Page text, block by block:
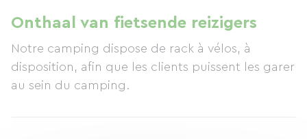
kinderen tijdens het kamperen! Stacaravans (met
of zonder airconditioning) zijn te huur voor
stellen of grote gezinnen (tot 6 personen). U
kunt ook "Le Coin des Copains" (De
Vriendenhoek) proberen, waar u ons kleine
Onthaal van fietsende reizigers
Notre camping dispose de rack à vélos, à
disposition, afin que les clients puissent les garer
au sein du camping.